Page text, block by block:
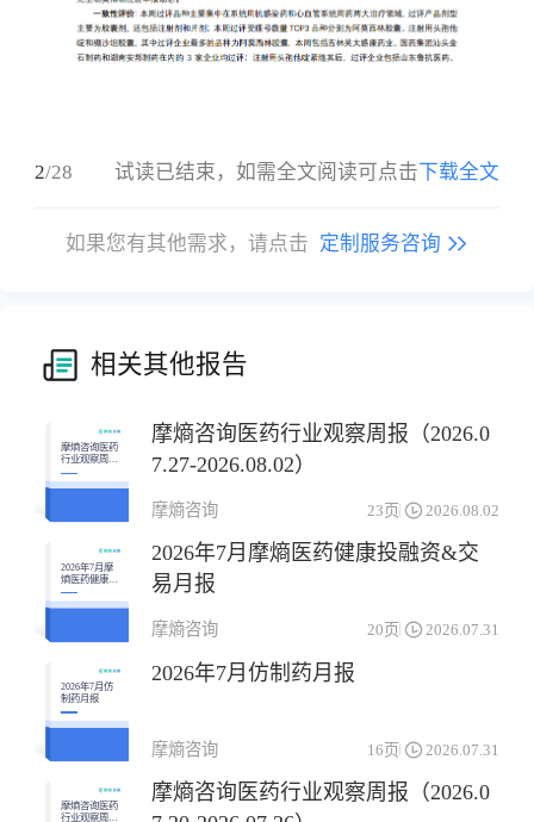
2/28 试读已结束，如需全文阅读可点击下载全文
如果您有其他需求，请点击 定制服务咨询
相关其他报告
摩熵咨询医药
行业观察周报
（2026.07.27-
2026.08.02）
摩熵咨询医药行业观察周报（2026.0
7.27-2026.08.02）
摩熵咨询 23页 2026.08.02
2026年7月摩
熵医药健康投
融资&交易月
报
2026年7月摩熵医药健康投融资&交
易月报
摩熵咨询 20页 2026.07.31
2026年7月仿
制药月报
2026年7月仿制药月报
摩熵咨询 16页 2026.07.31
摩熵咨询医药
行业观察周报
摩熵咨询医药行业观察周报（2026.0